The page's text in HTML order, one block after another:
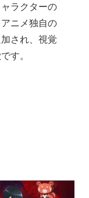
ラクターの
ニメ独自の
され、視覚
す。